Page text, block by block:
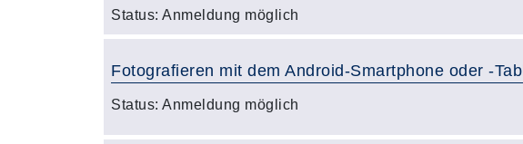
Status: Anmeldung möglich
Fotografieren mit dem Android-Smartphone oder -
Status: Anmeldung möglich